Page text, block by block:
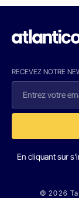
RECEVEZ NOTRE
En cliquant sur
© 2026